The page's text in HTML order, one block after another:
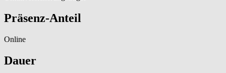
Präsenz-Anteil
Online
Dauer